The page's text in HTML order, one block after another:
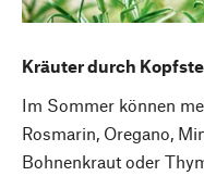
Kräuter durch
Im Sommer können
Rosmarin, Oregano,
Bohnenkraut oder